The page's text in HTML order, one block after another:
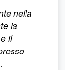
nella
la
il